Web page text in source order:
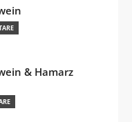
& Hamarz